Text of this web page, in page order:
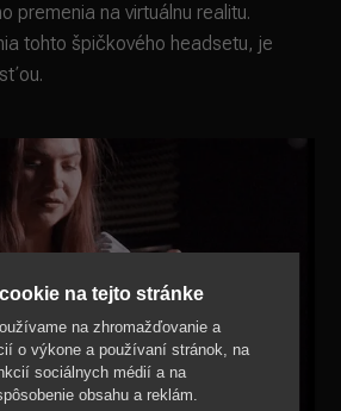
premenia na virtuálnu realitu.
tohto špičkového headsetu, je
na tejto stránke
na zhromažďovanie a
o výkone a používaní stránok, na
sociálnych médií a na
obsahu a reklám.